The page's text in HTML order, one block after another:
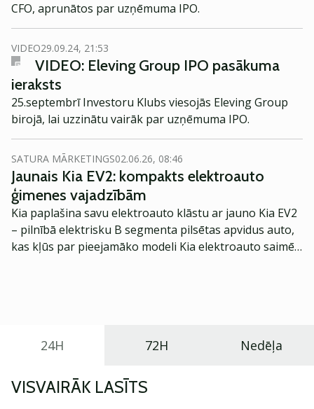
CFO, aprunātos par uzņēmuma IPO.
VIDEO29.09.24, 21:53
VIDEO: Eleving Group IPO pasākuma
ieraksts
25.septembrī Investoru Klubs viesojās Eleving Group
birojā, lai uzzinātu vairāk par uzņēmuma IPO.
SATURA MĀRKETINGS02.06.26, 08:46
Jaunais Kia EV2: kompakts elektroauto
ģimenes vajadzībām
Kia paplašina savu elektroauto klāstu ar jauno Kia EV2
– pilnībā elektrisku B segmenta pilsētas apvidus auto,
kas kļūs par pieejamāko modeli Kia elektroauto saimē
24H 72H Nedēļa
VISVAIRĀK LASĪTS